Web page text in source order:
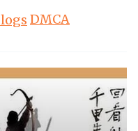
DMCA